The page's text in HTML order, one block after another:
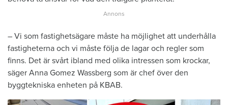
– Vi som fastighetsägare måste ha möjlighet att underhålla
fastigheterna och vi måste följa de lagar och regler som
finns. Det är svårt ibland med olika intressen som krockar,
säger Anna Gomez Wassberg som är chef över den
byggtekniska enheten på KBAB.